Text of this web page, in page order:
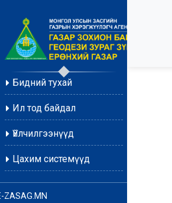
Бидний тухай
Ил тод байдал
Үйлчилгээнүүд
Цахим системүүд
ZASAG.MN